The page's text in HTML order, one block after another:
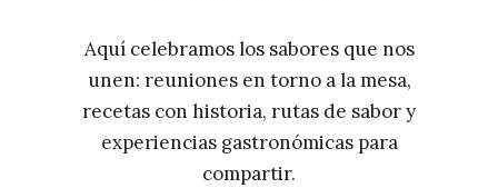
Aquí celebramos los sabores que nos
unen: reuniones en torno a la mesa,
recetas con historia, rutas de sabor y
experiencias gastronómicas para
compartir.